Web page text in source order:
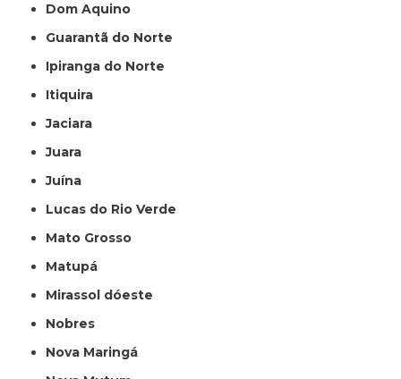
Dom Aquino
Guarantã do Norte
Ipiranga do Norte
Itiquira
Jaciara
Juara
Juína
Lucas do Rio Verde
Mato Grosso
Matupá
Mirassol dóeste
Nobres
Nova Maringá